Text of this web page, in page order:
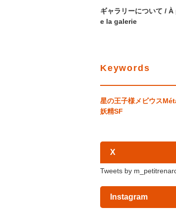
ギャラリーについて /
e la galerie
Keywords
星の王子様メビウス
妖精SF
X
Tweets by
Instagram